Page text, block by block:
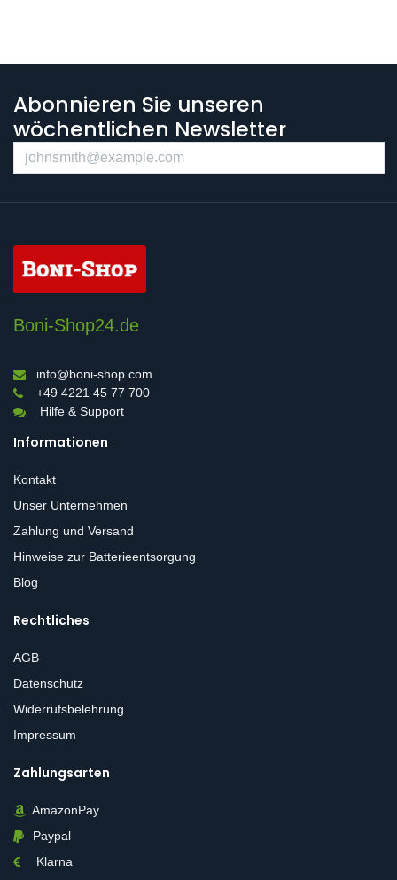
Abonnieren Sie unseren
wöchentlichen Newsletter
Boni-Shop24.de
info@boni-shop.com
+49 4221 45 77 700
Hilfe & Support
Informationen
Kontakt
Unser Unternehmen
Zahlung und Versand
Hinweise zur Batterieentsorgung
Blog
Rechtliches
AGB
Datenschutz
Widerrufsbelehrung
Impressum
Zahlungsarten
AmazonPay
Paypal
Klarna